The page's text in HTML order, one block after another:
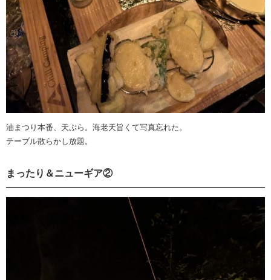
油まつり本番、天ぷら。海老天旨くて写真忘れた。
テーブル散らかし放題。
まったり＆ニューギア②